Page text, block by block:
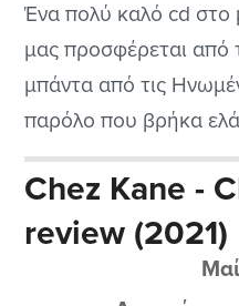
Ένα πολύ καλό cd στο
μας προσφέρεται από
μπάντα από τις
παρόλο που βρήκα
αυτούς θα τους
αξίζουν τα παιδιά και
έργο τους. Προς το
ανεξάρτητοι και
Chez Kane -
review (2021)